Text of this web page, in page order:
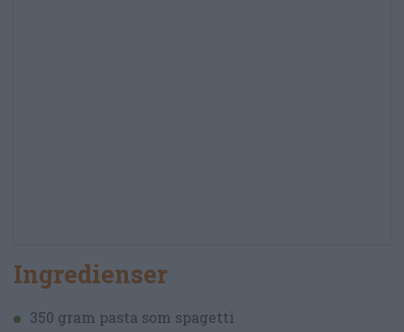
Ingredienser
350 gram pasta som spagetti